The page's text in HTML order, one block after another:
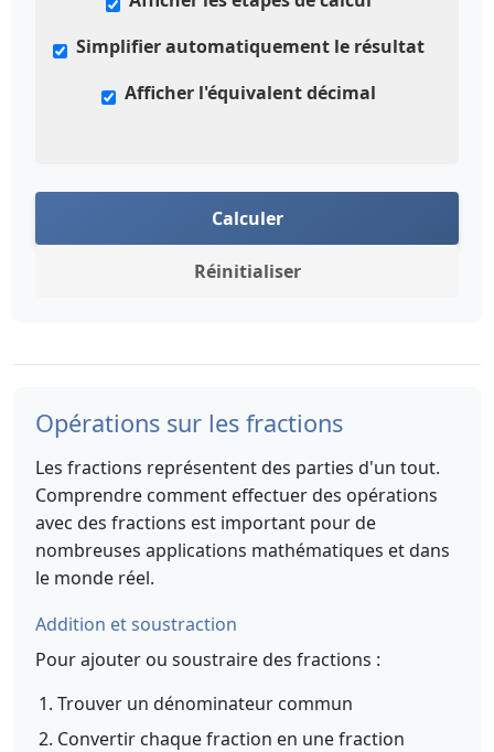
Simplifier automatiquement le résultat
Afficher l'équivalent décimal
Calculer
Réinitialiser
Opérations sur les fractions
Les fractions représentent des parties d'un tout.
Comprendre comment effectuer des opérations
avec des fractions est important pour de
nombreuses applications mathématiques et dans
le monde réel.
Addition et soustraction
Pour ajouter ou soustraire des fractions :
Trouver un dénominateur commun
Convertir chaque fraction en une fraction